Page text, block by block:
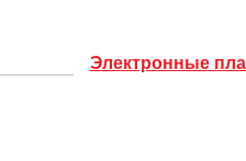
Электронные